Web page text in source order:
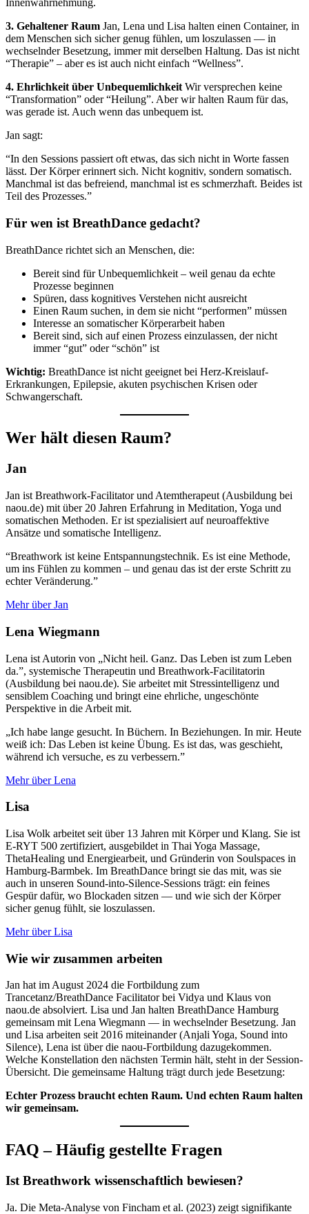
Innenwahrnehmung.
3. Gehaltener Raum Jan, Lena und Lisa halten einen Container, in
dem Menschen sich sicher genug fühlen, um loszulassen — in
wechselnder Besetzung, immer mit derselben Haltung. Das ist nicht
“Therapie” – aber es ist auch nicht einfach “Wellness”.
4. Ehrlichkeit über Unbequemlichkeit Wir versprechen keine
“Transformation” oder “Heilung”. Aber wir halten Raum für das,
was gerade ist. Auch wenn das unbequem ist.
Jan sagt:
“In den Sessions passiert oft etwas, das sich nicht in Worte fassen
lässt. Der Körper erinnert sich. Nicht kognitiv, sondern somatisch.
Manchmal ist das befreiend, manchmal ist es schmerzhaft. Beides ist
Teil des Prozesses.”
Für wen ist BreathDance gedacht?
BreathDance richtet sich an Menschen, die:
Bereit sind für Unbequemlichkeit – weil genau da echte
Prozesse beginnen
Spüren, dass kognitives Verstehen nicht ausreicht
Einen Raum suchen, in dem sie nicht “performen” müssen
Interesse an somatischer Körperarbeit haben
Bereit sind, sich auf einen Prozess einzulassen, der nicht
immer “gut” oder “schön” ist
Wichtig: BreathDance ist nicht geeignet bei Herz-Kreislauf-
Erkrankungen, Epilepsie, akuten psychischen Krisen oder
Schwangerschaft.
Wer hält diesen Raum?
Jan
Jan ist Breathwork-Facilitator und Atemtherapeut (Ausbildung bei
naou.de) mit über 20 Jahren Erfahrung in Meditation, Yoga und
somatischen Methoden. Er ist spezialisiert auf neuroaffektive
Ansätze und somatische Intelligenz.
“Breathwork ist keine Entspannungstechnik. Es ist eine Methode,
um ins Fühlen zu kommen – und genau das ist der erste Schritt zu
echter Veränderung.”
Mehr über Jan
Lena Wiegmann
Lena ist Autorin von „Nicht heil. Ganz. Das Leben ist zum Leben
da.”, systemische Therapeutin und Breathwork-Facilitatorin
(Ausbildung bei naou.de). Sie arbeitet mit Stressintelligenz und
sensiblem Coaching und bringt eine ehrliche, ungeschönte
Perspektive in die Arbeit mit.
„Ich habe lange gesucht. In Büchern. In Beziehungen. In mir. Heute
weiß ich: Das Leben ist keine Übung. Es ist das, was geschieht,
während ich versuche, es zu verbessern.”
Mehr über Lena
Lisa
Lisa Wolk arbeitet seit über 13 Jahren mit Körper und Klang. Sie ist
E-RYT 500 zertifiziert, ausgebildet in Thai Yoga Massage,
ThetaHealing und Energiearbeit, und Gründerin von Soulspaces in
Hamburg-Barmbek. Im BreathDance bringt sie das mit, was sie
auch in unseren Sound-into-Silence-Sessions trägt: ein feines
Gespür dafür, wo Blockaden sitzen — und wie sich der Körper
sicher genug fühlt, sie loszulassen.
Mehr über Lisa
Wie wir zusammen arbeiten
Jan hat im August 2024 die Fortbildung zum
Trancetanz/BreathDance Facilitator bei Vidya und Klaus von
naou.de absolviert. Lisa und Jan halten BreathDance Hamburg
gemeinsam mit Lena Wiegmann — in wechselnder Besetzung. Jan
und Lisa arbeiten seit 2016 miteinander (Anjali Yoga, Sound into
Silence), Lena ist über die naou-Fortbildung dazugekommen.
Welche Konstellation den nächsten Termin hält, steht in der Session-
Übersicht. Die gemeinsame Haltung trägt durch jede Besetzung:
Echter Prozess braucht echten Raum. Und echten Raum halten
wir gemeinsam.
FAQ – Häufig gestellte Fragen
Ist Breathwork wissenschaftlich bewiesen?
Ja. Die Meta-Analyse von Fincham et al. (2023) zeigt signifikante